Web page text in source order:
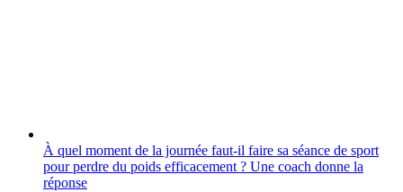
À quel moment de la journée faut-il faire sa séance de sport
pour perdre du poids efficacement ? Une coach donne la
réponse